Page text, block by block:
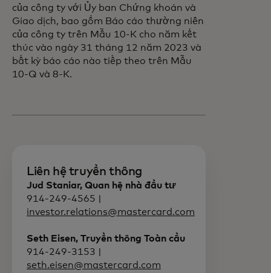
của công ty với Ủy ban Chứng khoán và
Giao dịch, bao gồm Báo cáo thường niên
của công ty trên Mẫu 10-K cho năm kết
thúc vào ngày 31 tháng 12 năm 2023 và
bất kỳ báo cáo nào tiếp theo trên Mẫu
10-Q và 8-K.
Liên hệ truyền thông
Jud Staniar, Quan hệ nhà đầu tư
914-249-4565 |
investor.relations@mastercard.com
Seth Eisen, Truyền thông Toàn cầu
914-249-3153 |
seth.eisen@mastercard.com